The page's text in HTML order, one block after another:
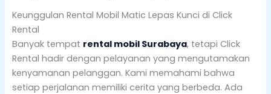
Keunggulan Rental Mobil Matic Lepas Kunci di Click
Rental
Banyak tempat rental mobil Surabaya, tetapi Click
Rental hadir dengan pelayanan yang mengutamakan
kenyamanan pelanggan. Kami memahami bahwa
setiap perjalanan memiliki cerita yang berbeda. Ada